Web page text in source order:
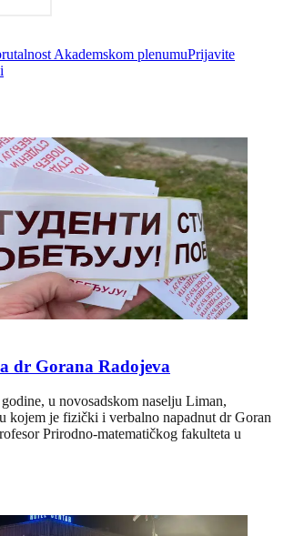
Akademskom plenumuPrijavite
dr Gorana Radojeva
u novosadskom naselju Liman,
kojem je fizički i verbalno napadnut dr Goran
Prirodno-matematičkog fakulteta u